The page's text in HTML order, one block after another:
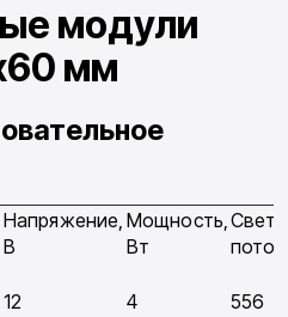
модули
мм
Напряжение,
В
Мощность,
Вт
12 4 556